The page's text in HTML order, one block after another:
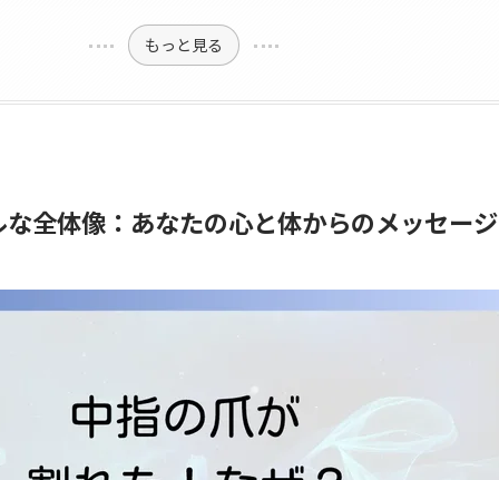
もっと見る
全体像：あなたの心と体からのメッセージ